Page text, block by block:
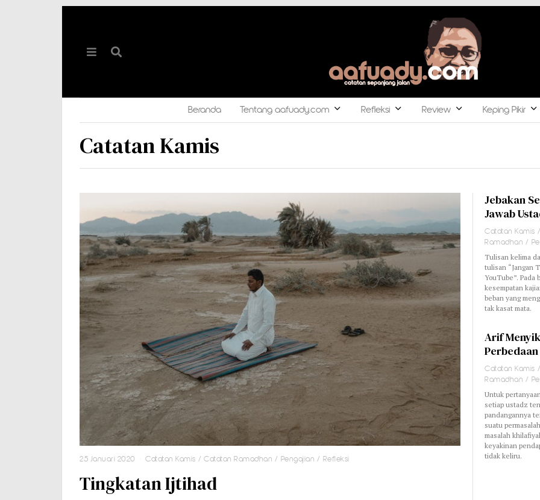
Beranda Tentang aafuady.com Refleksi Review Keping Pikir
Catatan Kamis
25 Januari 2020 Catatan Kamis / Catatan Ramadhan / Pengajian / Refleksi
Tingkatan Ijtihad
Jebakan
Jawab
Catatan Kamis /
Ramadhan /
Tulisan kelima
tulisan “Jangan
YouTube”. Pada
kesempatan
beban yang
tak kasat mata.
Arif
Perbedaan
Catatan Kamis /
Ramadhan /
Untuk
setiap ustadz
pandangannya
suatu
masalah
keyakinan
tidak keliru.